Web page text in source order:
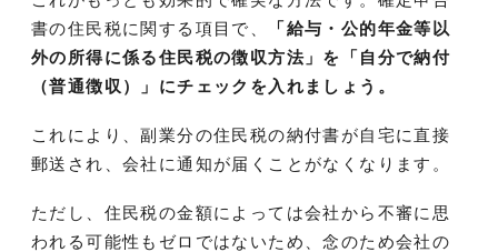
書の住民税に関する項目で、
「給与・公的年金等以
外の所得に係る住民税の徴収方法」を「自分で納付
（普通徴収）」にチェックを入れましょう。
これにより、副業分の住民税の納付書が自宅に直接
郵送され、会社に通知が届くことがなくなります。
ただし、住民税の金額によっては会社から不審に思
われる可能性もゼロではないため、念のため会社の